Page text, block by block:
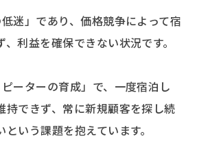
迷」であり、価格競争によって宿
利益を確保できない状況です。
ーターの育成」で、一度宿泊し
持できず、常に新規顧客を探し続
いう課題を抱えています。